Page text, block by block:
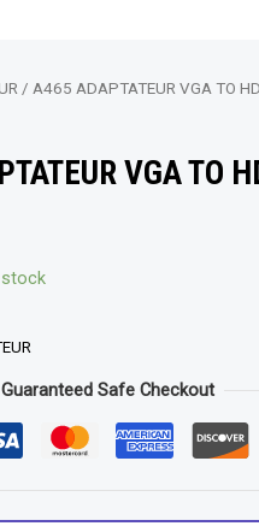
/ A465 ADAPTATEUR VGA TO
VGA TO
Guaranteed Safe Checkout